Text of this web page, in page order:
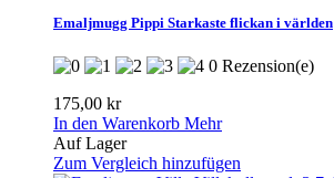
Emaljmugg Pippi Starkaste flickan i världen
0 Rezension(e)
175,00 kr
In den Warenkorb Mehr
Auf Lager
Zum Vergleich hinzufügen